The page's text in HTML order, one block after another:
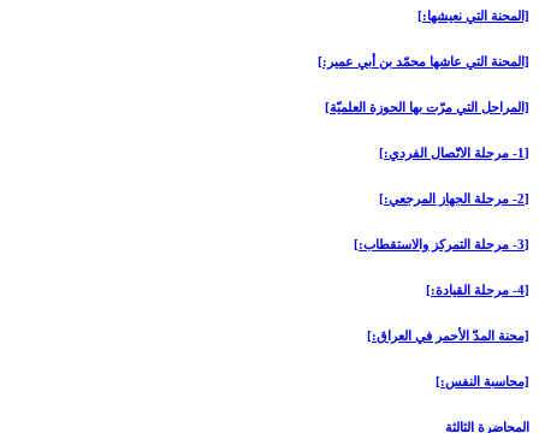
[المحنة التي نعيشها:]
[المحنة التي عاشها محمّد بن أبي عمير:]
[المراحل التي مرّت بها الحوزة العلميّة]
[1- مرحلة الاتّصال الفردي:]
[2- مرحلة الجهاز المرجعي:]
[3- مرحلة التمركز والاستقطاب:]
[4- مرحلة القيادة:]
[محنة المدّ الأحمر في العراق:]
[محاسبة النفس:]
المحاضرة الثالثة